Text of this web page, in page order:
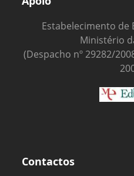
Estabelecimento de
Ministério
(Despacho nº 29282/
Contactos